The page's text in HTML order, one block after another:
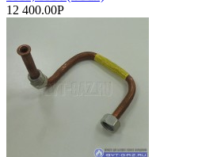
12 400.00Р